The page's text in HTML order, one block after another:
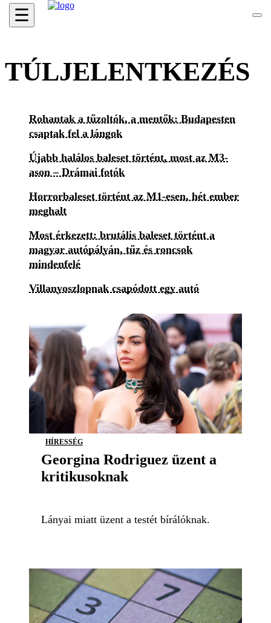
☰
TÚLJELENTKEZÉS
Rohantak a tűzoltók, a mentők: Budapesten
csaptak fel a lángok
Újabb halálos baleset történt, most az M3-
ason – Drámai fotók
Horrorbaleset történt az M1-esen, hét ember
meghalt
Most érkezett: brutális baleset történt a
magyar autópályán, tűz és roncsok
mindenfelé
Villanyoszlopnak csapódott egy autó
HÍRESSÉG
Georgina Rodriguez üzent a
kritikusoknak
Lányai miatt üzent a testét bírálóknak.